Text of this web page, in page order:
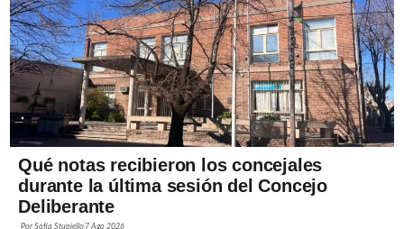
Qué notas recibieron los concejales
durante la última sesión del Concejo
Deliberante
PorSofía Stupiello 7 Ago 2026